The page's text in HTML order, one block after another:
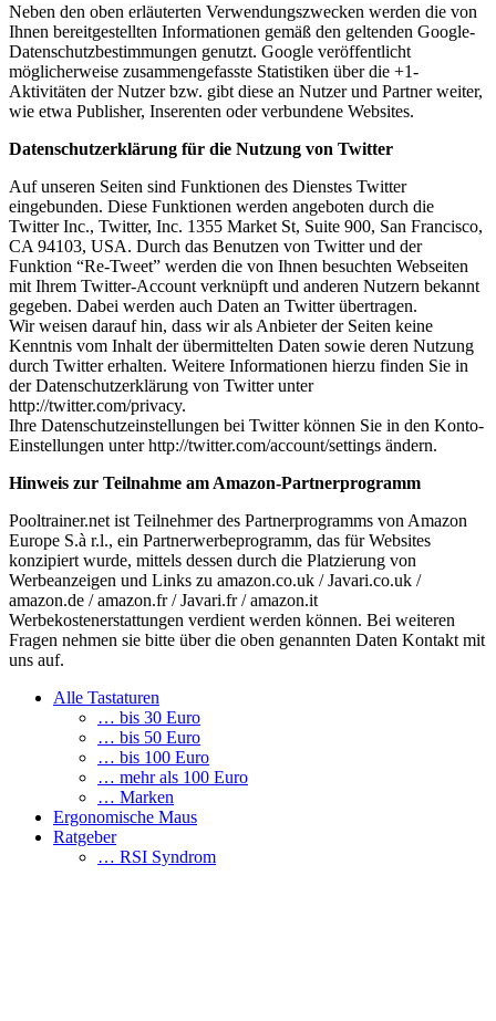
Neben den oben erläuterten Verwendungszwecken werden die von
Ihnen bereitgestellten Informationen gemäß den geltenden Google-
Datenschutzbestimmungen genutzt. Google veröffentlicht
möglicherweise zusammengefasste Statistiken über die +1-
Aktivitäten der Nutzer bzw. gibt diese an Nutzer und Partner weiter,
wie etwa Publisher, Inserenten oder verbundene Websites.
Datenschutzerklärung für die Nutzung von Twitter
Auf unseren Seiten sind Funktionen des Dienstes Twitter
eingebunden. Diese Funktionen werden angeboten durch die
Twitter Inc., Twitter, Inc. 1355 Market St, Suite 900, San Francisco,
CA 94103, USA. Durch das Benutzen von Twitter und der
Funktion “Re-Tweet” werden die von Ihnen besuchten Webseiten
mit Ihrem Twitter-Account verknüpft und anderen Nutzern bekannt
gegeben. Dabei werden auch Daten an Twitter übertragen.
Wir weisen darauf hin, dass wir als Anbieter der Seiten keine
Kenntnis vom Inhalt der übermittelten Daten sowie deren Nutzung
durch Twitter erhalten. Weitere Informationen hierzu finden Sie in
der Datenschutzerklärung von Twitter unter
http://twitter.com/privacy.
Ihre Datenschutzeinstellungen bei Twitter können Sie in den Konto-
Einstellungen unter http://twitter.com/account/settings ändern.
Hinweis zur Teilnahme am Amazon-Partnerprogramm
Pooltrainer.net ist Teilnehmer des Partnerprogramms von Amazon
Europe S.à r.l., ein Partnerwerbeprogramm, das für Websites
konzipiert wurde, mittels dessen durch die Platzierung von
Werbeanzeigen und Links zu amazon.co.uk / Javari.co.uk /
amazon.de / amazon.fr / Javari.fr / amazon.it
Werbekostenerstattungen verdient werden können. Bei weiteren
Fragen nehmen sie bitte über die oben genannten Daten Kontakt mit
uns auf.
Alle Tastaturen
… bis 30 Euro
… bis 50 Euro
… bis 100 Euro
… mehr als 100 Euro
… Marken
Ergonomische Maus
Ratgeber
… RSI Syndrom